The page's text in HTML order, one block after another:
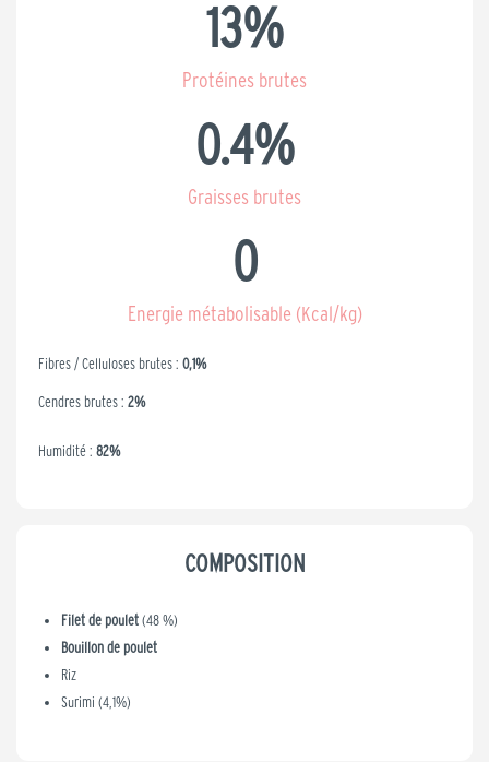
COMPOSITION
Filet de poulet(48 %)
Bouillon de poulet
Riz
Surimi (4,1%)
Protéines brutes
13%
Graisses brutes
0.4%
Energie métabolisable (Kcal/kg)
0
Fibres / Celluloses brutes : 0,1%
Cendres brutes : 2%
Humidité : 82%